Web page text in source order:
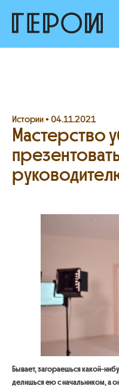
Истории • 04.11.2021
Мастерство
Бывает, загораешься какой-
делишься ею с начальником, а